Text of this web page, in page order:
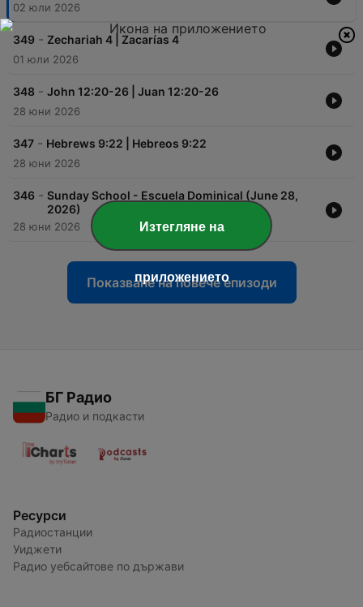
02 юли 2026
349 - Zechariah 4 | Zacarías 4
01 юли 2026
348 - John 12:20-26 | Juan 12:20-26
28 юни 2026
347 - Hebrews 9:22 | Hebreos 9:22
28 юни 2026
346 - Sunday School - Escuela Dominical (June 28,
2026)
28 юни 2026
Показване на повече епизоди
БГ Радио
Радио и подкасти
Ресурси
Радиостанции
Уиджети
Радио уебсайтове по държави
Изтегляне на
приложението